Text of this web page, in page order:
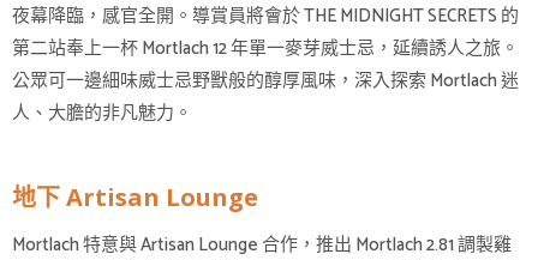
夜幕降臨，感官全開。導賞員將會於 THE MIDNIGHT SECRETS 的
第二站奉上一杯 Mortlach 12 年單一麥芽威士忌，延續誘人之旅。
公眾可一邊細味威士忌野獸般的醇厚風味，深入探索 Mortlach 迷
人、大膽的非凡魅力。
地下 Artisan Lounge
Mortlach 特意與 Artisan Lounge 合作，推出 Mortlach 2.81 調製雞